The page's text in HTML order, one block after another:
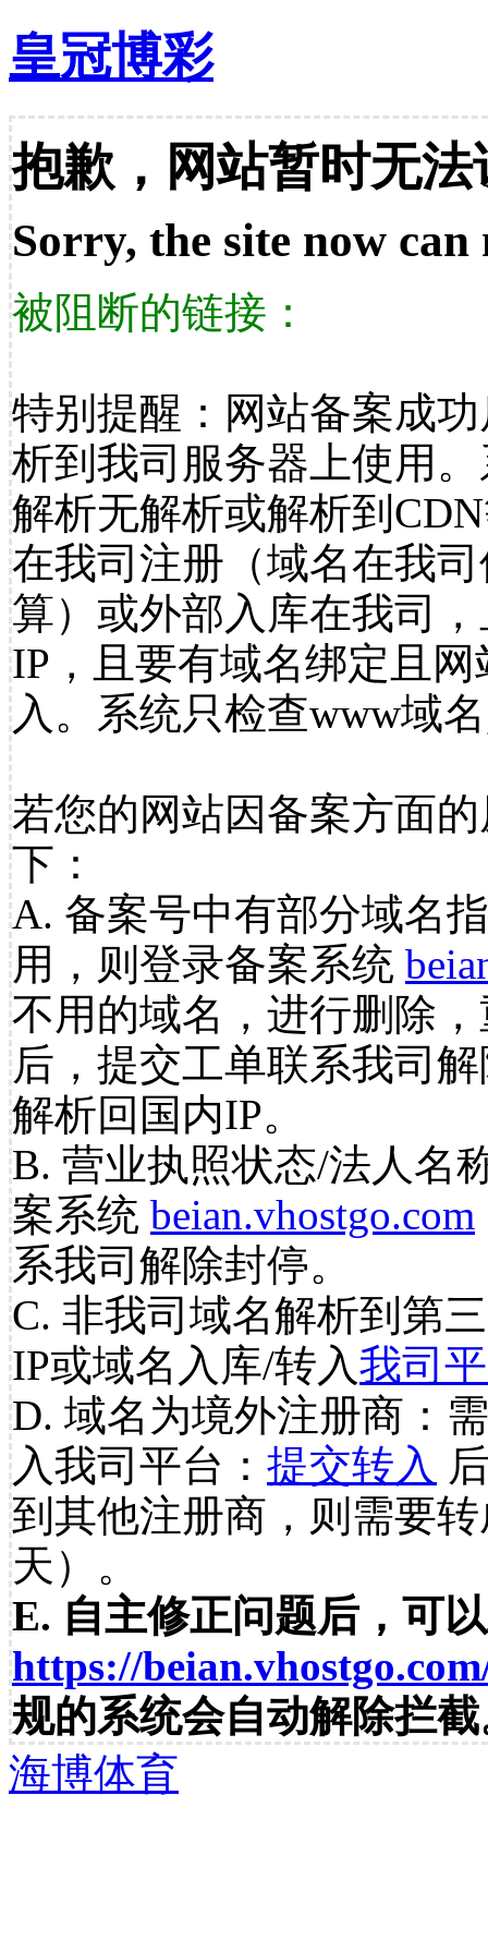
皇冠博彩
抱歉，网站暂时无法
Sorry, the site now can
被阻断的链接：
特别提醒：网站备案成
析到我司服务器上使用
解析无解析或解析到
在我司注册（域名在我
算）或外部入库在我司
IP，且要有域名绑定且
入。系统只检查www域
若您的网站因备案方面
下：
A. 备案号中有部分域名
用，则登录备案系统
不用的域名，进行删除
后，提交工单联系我司
解析回国内IP。
B. 营业执照状态/法人名
案系统 beian.vhostgo.com
系我司解除封停。
C. 非我司域名解析到第
IP或域名入库/转入我司
D. 域名为境外注册商：
入我司平台： 提交转入
到其他注册商，则需要
天）。
E. 自主修正问题后，可
https://
规的系统会自动解除拦
海博体育